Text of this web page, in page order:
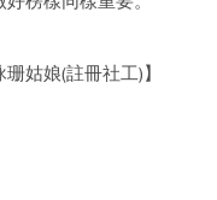
姑娘(註冊社工)】